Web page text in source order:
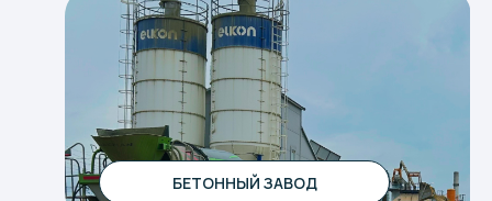
БЕТОННЫЙ ЗАВОД